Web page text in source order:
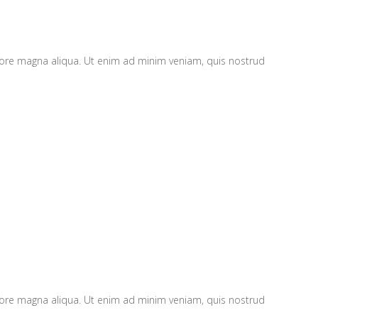
magna aliqua. Ut enim ad minim veniam, quis nostrud
magna aliqua. Ut enim ad minim veniam, quis nostrud